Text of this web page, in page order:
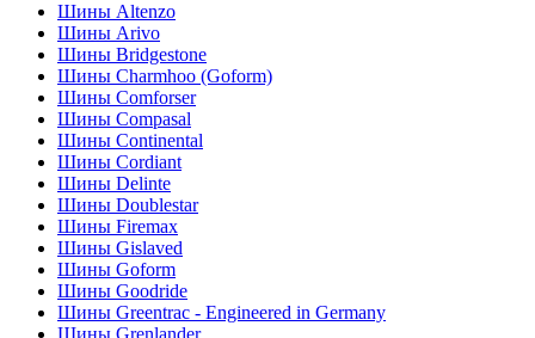
Шины Altenzo
Шины Arivo
Шины Bridgestone
Шины Charmhoo (Goform)
Шины Comforser
Шины Compasal
Шины Continental
Шины Cordiant
Шины Delinte
Шины Doublestar
Шины Firemax
Шины Gislaved
Шины Goform
Шины Goodride
Шины Greentrac - Engineered in Germany
Шины Grenlander